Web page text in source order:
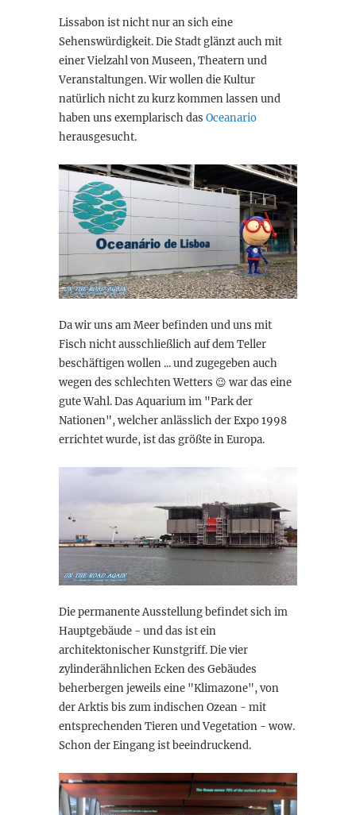
Lissabon ist nicht nur an sich eine
Sehenswürdigkeit. Die Stadt glänzt auch mit
einer Vielzahl von Museen, Theatern und
Veranstaltungen. Wir wollen die Kultur
natürlich nicht zu kurz kommen lassen und
haben uns exemplarisch das Oceanario
herausgesucht.
Da wir uns am Meer befinden und uns mit
Fisch nicht ausschließlich auf dem Teller
beschäftigen wollen ... und zugegeben auch
wegen des schlechten Wetters 😉 war das eine
gute Wahl. Das Aquarium im "Park der
Nationen", welcher anlässlich der Expo 1998
errichtet wurde, ist das größte in Europa.
Die permanente Ausstellung befindet sich im
Hauptgebäude - und das ist ein
architektonischer Kunstgriff. Die vier
zylinderähnlichen Ecken des Gebäudes
beherbergen jeweils eine "Klimazone", von
der Arktis bis zum indischen Ozean - mit
entsprechenden Tieren und Vegetation - wow.
Schon der Eingang ist beeindruckend.